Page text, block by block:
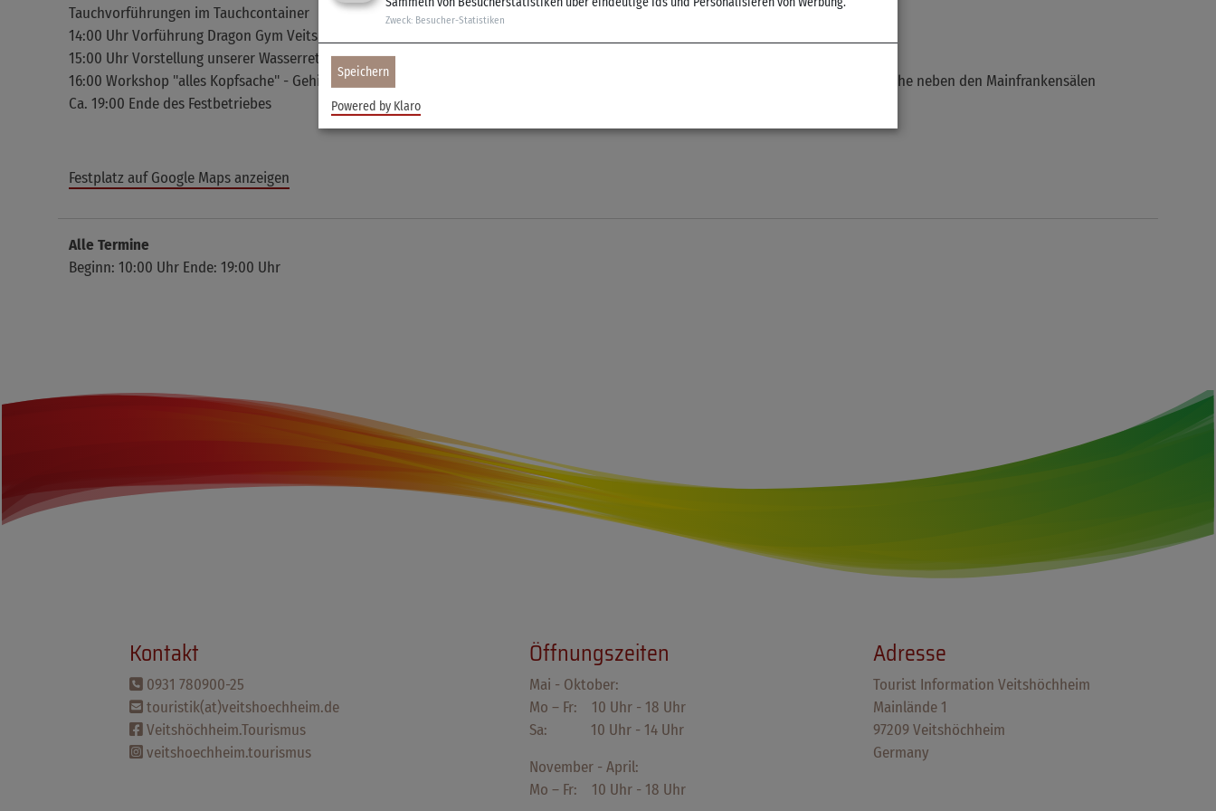
Tauchvorführungen im Tauchcontainer
14:00 Uhr Vorführung Dragon Gym Veitshöchheim - Kampfkunst und Selbstverteidigung für Groß und Klein + Bruchtests
15:00 Uhr Vorstellung unserer Wasserretter
16:00 Workshop "alles Kopfsache" - Gehirntraining für gesteigerte Merkfähigkeit, Konzentration und Stressresistenz auf der Rasenfläche neben den Mainfrankensälen
Ca. 19:00 Ende des Festbetriebes
Festplatz auf Google Maps anzeigen
Alle Termine
Beginn: 10:00 Uhr Ende: 19:00 Uhr
Kontakt
0931 780900-25
touristik(at)veitshoechheim.de
Veitshöchheim.Tourismus
veitshoechheim.tourismus
Öffnungszeiten
Mai - Oktober:
Mo – Fr: 10 Uhr - 18 Uhr
Sa: 10 Uhr - 14 Uhr
November - April:
Mo – Fr: 10 Uhr - 18 Uhr
Adresse
Tourist Information Veitshöchheim
Mainlände 1
97209 Veitshöchheim
Germany
Zweck: Besucher-Statistiken
Speichern
Powered by Klaro